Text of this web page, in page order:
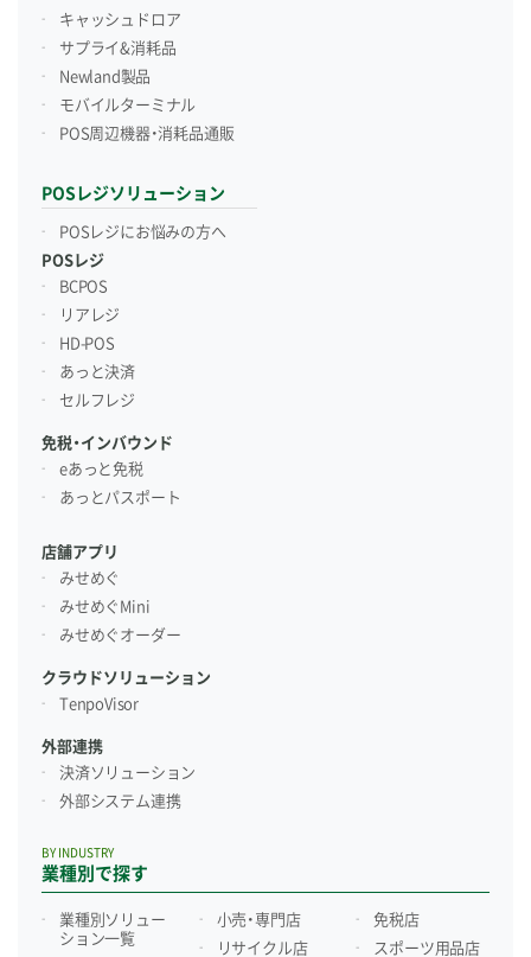
キャッシュドロア
サプライ&消耗品
Newland製品
モバイルターミナル
POS周辺機器・消耗品通販
POSレジソリューション
POSレジにお悩みの方へ
POSレジ
BCPOS
リアレジ
HD-POS
あっと決済
セルフレジ
免税・インバウンド
eあっと免税
あっとパスポート
店舗アプリ
みせめぐ
みせめぐMini
みせめぐオーダー
クラウドソリューション
TenpoVisor
外部連携
決済ソリューション
外部システム連携
業種別で探す
BY INDUSTRY
業種別ソリュー
ション一覧
小売・専門店
リサイクル店
免税店
スポーツ用品店